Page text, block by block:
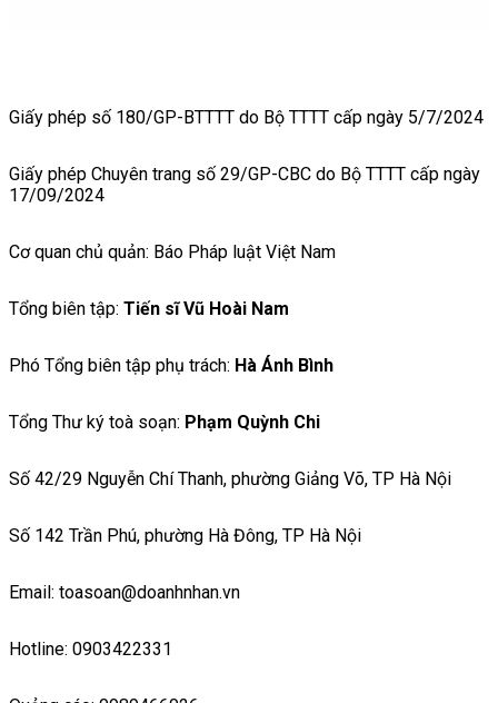
Giấy phép số 180/GP-BTTTT do Bộ TTTT cấp ngày 5/7/2024
Giấy phép Chuyên trang số 29/GP-CBC do Bộ TTTT cấp ngày
17/09/2024
Cơ quan chủ quản: Báo Pháp luật Việt Nam
Tổng biên tập: Tiến sĩ Vũ Hoài Nam
Phó Tổng biên tập phụ trách: Hà Ánh Bình
Tổng Thư ký toà soạn: Phạm Quỳnh Chi
Số 42/29 Nguyễn Chí Thanh, phường Giảng Võ, TP Hà Nội
Số 142 Trần Phú, phường Hà Đông, TP Hà Nội
Email: toasoan@doanhnhan.vn
Hotline: 0903422331